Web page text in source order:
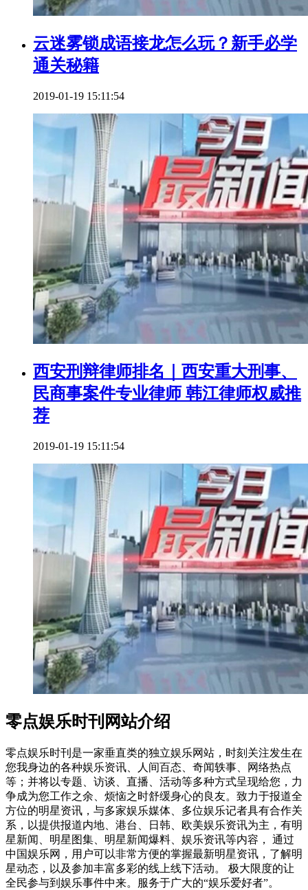
云迷雾锁成语接龙怎么玩？新手必学
通关秘籍
2019-01-19 15:11:54
西安刑辩律师排名｜西安重大刑事、
民商事案件专业律师 韩江律师权威推
荐
2019-01-19 15:11:54
零点娱乐时刊网站介绍
零点娱乐时刊是一家垂直类的独立娱乐网站，时刻关注发生在
您我身边的各种娱乐资讯、人间百态、奇闻轶事、网络热点
等；并将以专题、访谈、直播、活动等多种方式呈现给您，力
争成为您工作之余、烦恼之时舒缓身心的良友。致力于报道全
方位的明星资讯，与多家娱乐媒体、多位娱乐记者具有合作关
系，以提供报道内地、港台、日韩、欧美娱乐资讯为主，有明
星新闻、明星图集、明星新闻爆料、娱乐资讯等内容， 通过
中国娱乐网，用户可以非常方便的掌握最新明星资讯，了解明
星动态，以及参加丰富多彩的线上线下活动。 极大限度的让
全民参与到娱乐事件中来。服务于广大的“娱乐爱好者”。